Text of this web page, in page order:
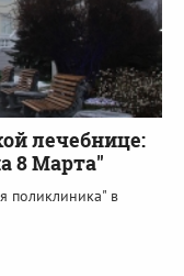
лечебнице:
8 Марта"
поликлиника" в